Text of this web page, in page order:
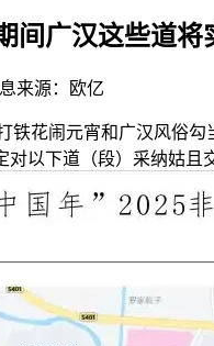
间广汉这些道将
来源：欧亿
花闹元宵和广汉风俗勾
以下道（段）采纳姑且